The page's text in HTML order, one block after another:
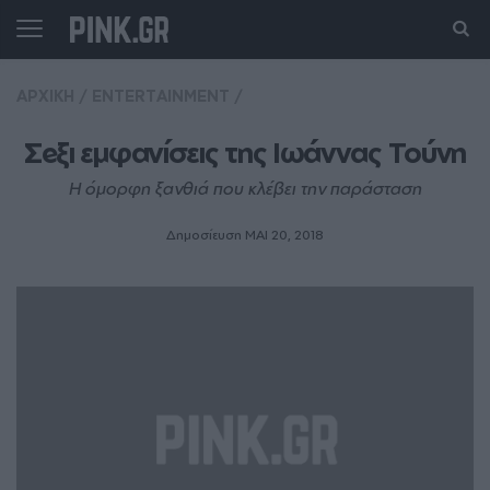
Σeξι εμφανίσεις της Ιωάννας Τούνη
Η όμορφη ξανθιά που κλέβει την παράσταση
Δημοσίευση ΜΑΙ 20, 2018